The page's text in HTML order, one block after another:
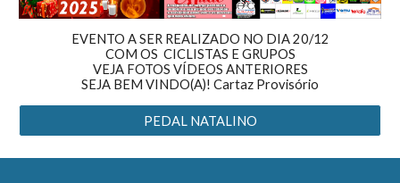
EVENTO A SER REALIZADO NO DIA 20/12
COM OS CICLISTAS E GRUPOS
VEJA FOTOS VÍDEOS ANTERIORES
SEJA BEM VINDO(A)! Cartaz Provisório
PEDAL NATALINO